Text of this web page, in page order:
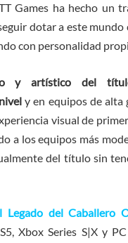
Games ha hecho un
dotar a este
con personalidad
y artístico del
y en equipos de alta
visual de
a los equipos más
del título sin
Legado del Caballero
Xbox Series S|X y